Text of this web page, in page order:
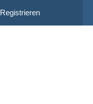
Registrieren